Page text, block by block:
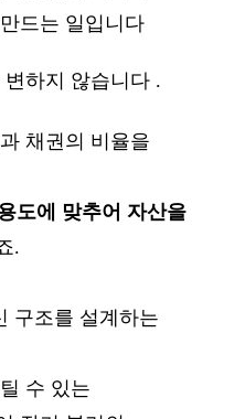
만드는 일입니다
변하지 않습니다 .
채권의 비율을
도에 맞추어 자산을
.
구조를 설계하는
수 있는